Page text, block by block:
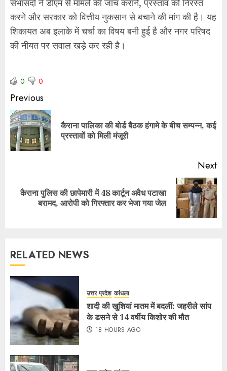
सभासदों ने डीएम से मामले की जांच कराने, प्रस्ताव को निरस्त
करने और सरकार को वित्तीय नुकसान से बचाने की मांग की है। यह
शिकायत अब इलाके में चर्चा का विषय बनी हुई है और नगर परिषद
की नीयत पर सवाल खड़े कर रही है।
0 0
Previous
कैराना पालिका की बोर्ड बैठक हंगामे के बीच सम्पन्न, कई
प्रस्तावों को मिली मंजूरी
Next
कैराना पुलिस की छापेमारी में 48 कार्टून अवैध पटाखा
बरामद, आरोपी को गिरफ्तार कर भेजा गया जेल
RELATED NEWS
उत्तर प्रदेश कांधला
शादी की खुशियां मातम में बदलीं: जहरीले सांप
के डसने से 14 वर्षीय किशोर की मौत
18 HOURS AGO